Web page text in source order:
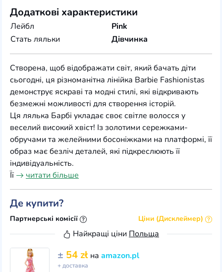
Додаткові характеристики
Лейбл
Pink
Стать ляльки
Дівчинка
Створена, щоб відображати світ, який бачать діти
сьогодні, ця різноманітна лінійка Barbie Fashionistas
демонструє яскраві та модні стилі, які відкривають
безмежні можливості для створення історій.
Ця лялька Барбі укладає своє світле волосся у
веселий високий хвіст! Із золотими сережками-
обручами та желейними босоніжками на платформі, її
образ має безліч деталей, які підкреслюють її
індивідуальність.
Її
читати більше
Де купити?
Партнерські комісії Ціни (Дисклеймер)
Найкращі ціни Польща
± 54 zł на amazon.pl
+ доставка